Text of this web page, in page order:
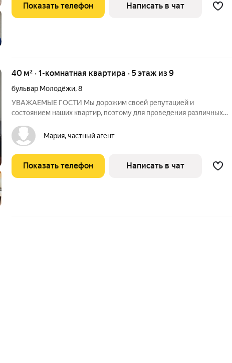
Показать телефон Написать в чат
40 м² · 1-комнатная квартира · 5 этаж из 9
бульвар Молодёжи,8
УВАЖАЕМЫЕ ГОСТИ Мы дорожим своей репутацией и
состоянием наших квартир, поэтому для проведения различных
праздники и т.п наши квартиры не сдаются! ЗАСЕЛЕНИЕ
ДИСТАНЦИОННОЕ Время заезда после 14:00
Мария, частный агент
Показать телефон Написать в чат